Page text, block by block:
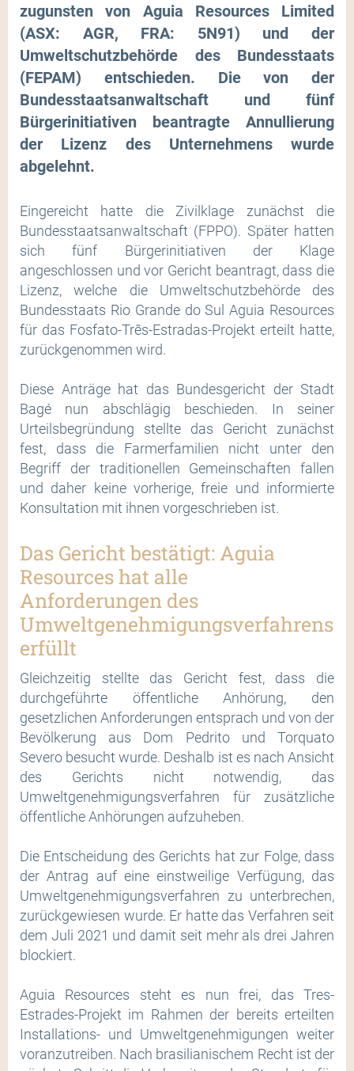
zugunsten von Aguia Resources Limited
(ASX: AGR, FRA: 5N91) und der
Umweltschutzbehörde des Bundesstaats
(FEPAM) entschieden. Die von der
Bundesstaatsanwaltschaft und fünf
Bürgerinitiativen beantragte Annullierung
der Lizenz des Unternehmens wurde
abgelehnt.
Eingereicht hatte die Zivilklage zunächst die
Bundesstaatsanwaltschaft (FPPO). Später hatten
sich fünf Bürgerinitiativen der Klage
angeschlossen und vor Gericht beantragt, dass die
Lizenz, welche die Umweltschutzbehörde des
Bundesstaats Rio Grande do Sul Aguia Resources
für das Fosfato-Três-Estradas-Projekt erteilt hatte,
zurückgenommen wird.
Diese Anträge hat das Bundesgericht der Stadt
Bagé nun abschlägig beschieden. In seiner
Urteilsbegründung stellte das Gericht zunächst
fest, dass die Farmerfamilien nicht unter den
Begriff der traditionellen Gemeinschaften fallen
und daher keine vorherige, freie und informierte
Konsultation mit ihnen vorgeschrieben ist.
Das Gericht bestätigt: Aguia
Resources hat alle
Anforderungen des
Umweltgenehmigungsverfahrens
erfüllt
Gleichzeitig stellte das Gericht fest, dass die
durchgeführte öffentliche Anhörung, den
gesetzlichen Anforderungen entsprach und von der
Bevölkerung aus Dom Pedrito und Torquato
Severo besucht wurde. Deshalb ist es nach Ansicht
des Gerichts nicht notwendig, das
Umweltgenehmigungsverfahren für zusätzliche
öffentliche Anhörungen aufzuheben.
Die Entscheidung des Gerichts hat zur Folge, dass
der Antrag auf eine einstweilige Verfügung, das
Umweltgenehmigungsverfahren zu unterbrechen,
zurückgewiesen wurde. Er hatte das Verfahren seit
dem Juli 2021 und damit seit mehr als drei Jahren
blockiert.
Aguia Resources steht es nun frei, das Tres-
Estrades-Projekt im Rahmen der bereits erteilten
Installations- und Umweltgenehmigungen weiter
voranzutreiben. Nach brasilianischem Recht ist der